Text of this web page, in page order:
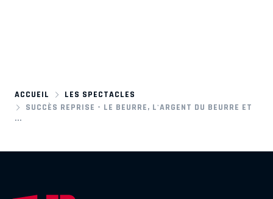
ACCUEIL
LES SPECTACLES
SUCCÈS REPRISE - LE BEURRE, L'ARGENT DU BEURRE ET
...